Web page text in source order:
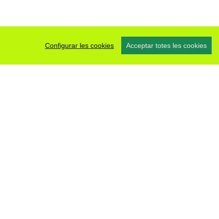
Configurar les cookies Acceptar totes les cookies